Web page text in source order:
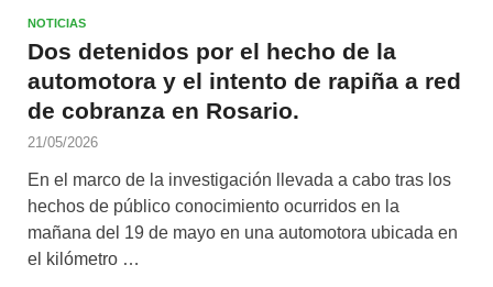
NOTICIAS
Dos detenidos por el hecho de la
automotora y el intento de rapiña a red
de cobranza en Rosario.
21/05/2026
En el marco de la investigación llevada a cabo tras los
hechos de público conocimiento ocurridos en la
mañana del 19 de mayo en una automotora ubicada en
el kilómetro …